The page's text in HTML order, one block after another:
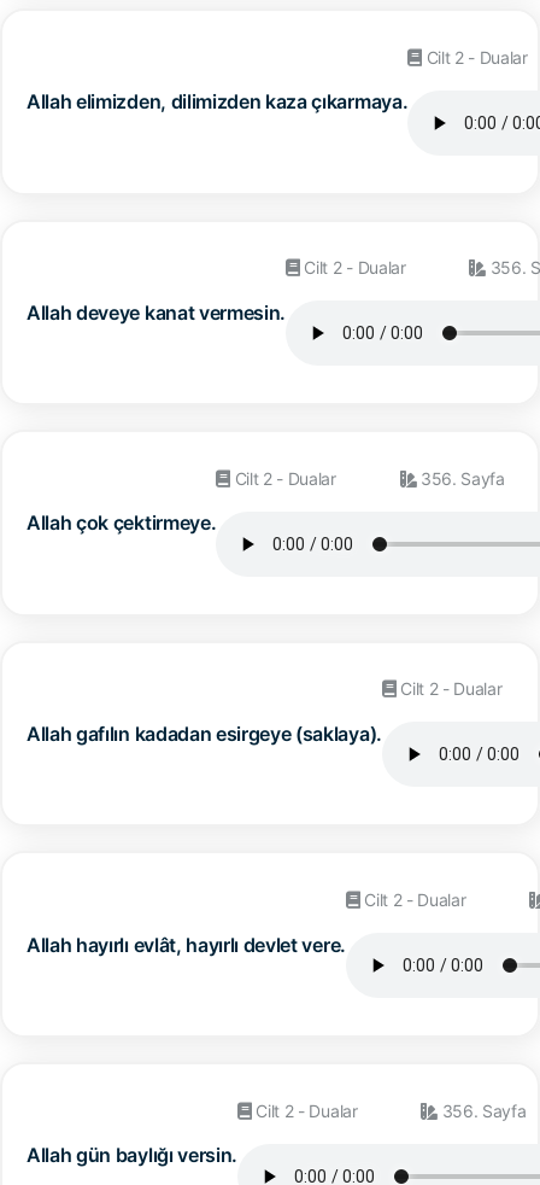
Allah elimizden, dilimizden kaza çıkarmaya.
Cilt 2 - Dualar
Allah deveye kanat vermesin.
Cilt 2 - Dualar 356.
Allah çok çektirmeye.
Cilt 2 - Dualar 356. Sayfa
Allah gafılın kadadan esirgeye (saklaya).
Cilt 2 - Dualar
Allah hayırlı evlât, hayırlı devlet vere.
Cilt 2 - Dualar
Allah gün baylığı versin.
Cilt 2 - Dualar 356. Sayfa